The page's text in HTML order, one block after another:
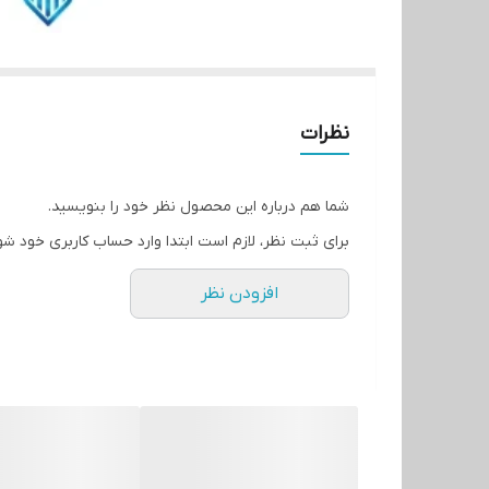
نظرات
شما هم درباره این محصول نظر خود را بنویسید.
برای ثبت نظر، لازم است ابتدا وارد حساب کاربری خود
افزودن نظر